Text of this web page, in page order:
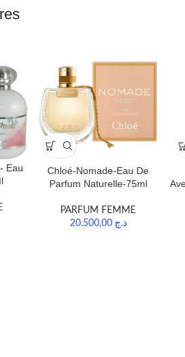
Eau
Chloé-Nomade-Eau De
Parfum Naturelle-75ml
PARFUM FEMME
د.ج 20.500,00